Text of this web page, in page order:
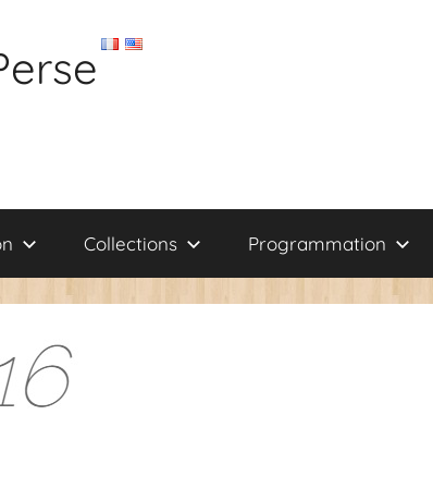
Collections Programmation